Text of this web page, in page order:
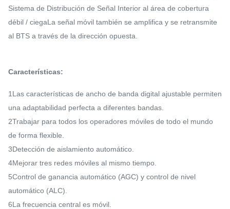
Sistema de Distribución de Señal Interior al área de cobertura
débil / ciegaLa señal móvil también se amplifica y se retransmite
al BTS a través de la dirección opuesta.
Características:
1Las características de ancho de banda digital ajustable permiten
una adaptabilidad perfecta a diferentes bandas.
2Trabajar para todos los operadores móviles de todo el mundo
de forma flexible.
3Detección de aislamiento automático.
4Mejorar tres redes móviles al mismo tiempo.
5Control de ganancia automático (AGC) y control de nivel
automático (ALC).
6La frecuencia central es móvil.